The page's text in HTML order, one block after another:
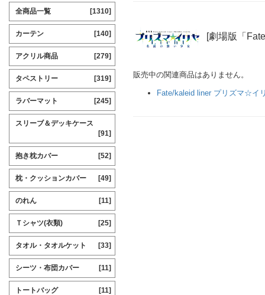
[劇場版「
販売中の関連商品はありません。
Fate/kaleid liner プリズマ☆イ
全商品一覧 [1310]
カーテン [140]
アクリル商品 [279]
タペストリー [319]
ラバーマット [245]
スリーブ＆デッキケース
[91]
抱き枕カバー [52]
枕・クッションカバー [49]
のれん [11]
Ｔシャツ(衣類) [25]
タオル・タオルケット [33]
シーツ・布団カバー [11]
トートバッグ [11]